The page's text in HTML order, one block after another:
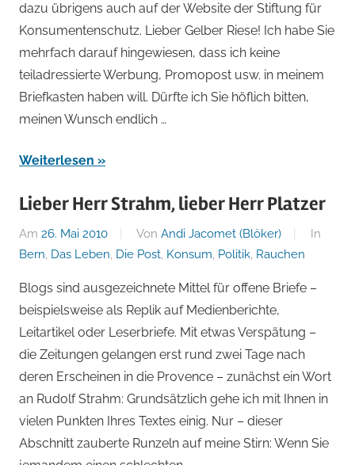
dazu übrigens auch auf der Website der Stiftung für
Konsumentenschutz. Lieber Gelber Riese! Ich habe Sie
mehrfach darauf hingewiesen, dass ich keine
teiladressierte Werbung, Promopost usw. in meinem
Briefkasten haben will. Dürfte ich Sie höflich bitten,
meinen Wunsch endlich …
Weiterlesen
Lieber Herr Strahm, lieber Herr Platzer
Am 26. Mai 2010 Von Andi Jacomet (Blöker)
In
Bern, Das Leben, Die Post, Konsum, Politik, Rauchen
Blogs sind ausgezeichnete Mittel für offene Briefe –
beispielsweise als Replik auf Medienberichte,
Leitartikel oder Leserbriefe. Mit etwas Verspätung –
die Zeitungen gelangen erst rund zwei Tage nach
deren Erscheinen in die Provence – zunächst ein Wort
an Rudolf Strahm: Grundsätzlich gehe ich mit Ihnen in
vielen Punkten Ihres Textes einig. Nur – dieser
Abschnitt zauberte Runzeln auf meine Stirn: Wenn Sie